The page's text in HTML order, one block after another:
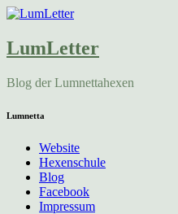
LumLetter
Blog der Lumnettahexen
Lumnetta
Website
Hexenschule
Blog
Facebook
Impressum